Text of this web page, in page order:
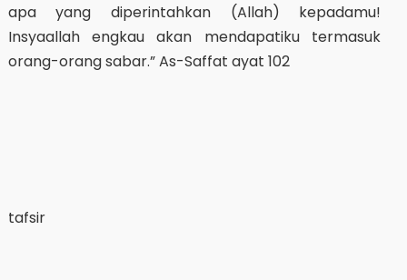
apa yang diperintahkan (Allah) kepadamu!
Insyaallah engkau akan mendapatiku termasuk
orang-orang sabar.” As-Saffat ayat 102
tafsir